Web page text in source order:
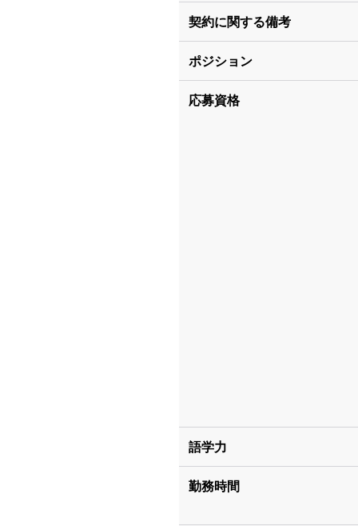
契約に関する備考
ポジション
応募資格
語学力
勤務時間